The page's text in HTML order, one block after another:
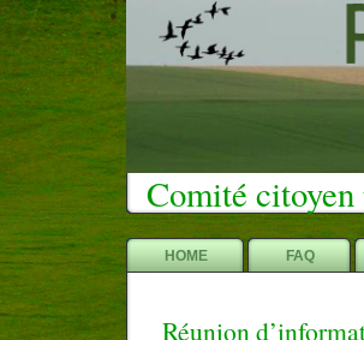
Comité citoyen
HOME FAQ
Réunion